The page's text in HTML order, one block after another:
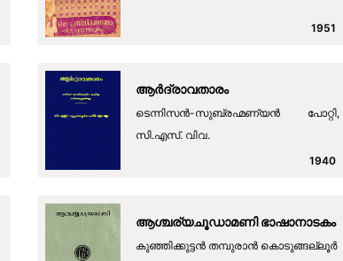
1951
ആര്‍ദ്രാവതാരം
ടെന്നിസന്‍-സുബ്രഹ്മണ്യന്‍ പോറ്റി,
സി.എസ്. വിവ.
1940
ആശ്ചര്യചൂഡാമണി ഭാഷാനാടകം
കുഞ്ഞിക്കുട്ടന്‍ തമ്പുരാന്‍ കൊടുങ്ങല്ലൂര്‍